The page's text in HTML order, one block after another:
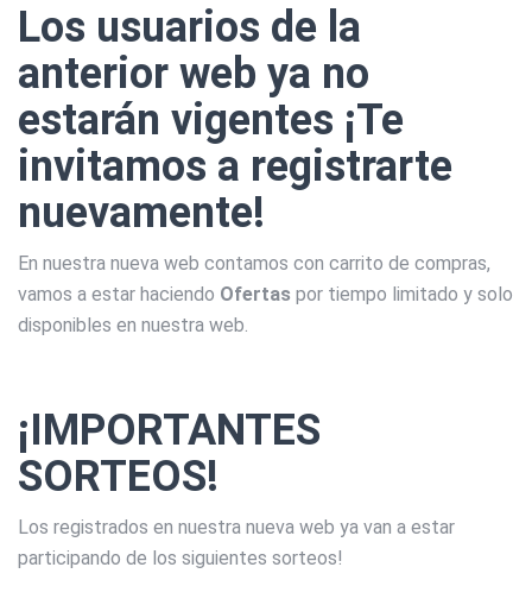
Los usuarios de la
anterior web ya no
estarán vigentes ¡Te
invitamos a registrarte
nuevamente!
En nuestra nueva web contamos con carrito de compras,
vamos a estar haciendo Ofertas por tiempo limitado y solo
disponibles en nuestra web.
¡IMPORTANTES
SORTEOS!
Los registrados en nuestra nueva web ya van a estar
participando de los siguientes sorteos!